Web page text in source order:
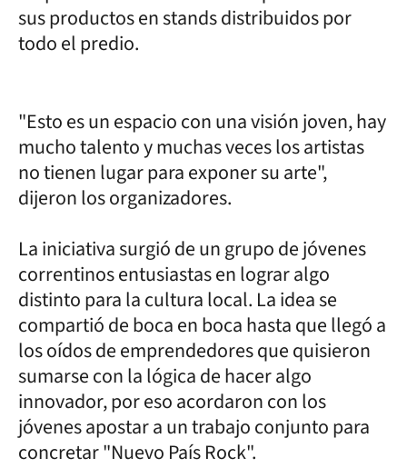
sus productos en stands distribuidos por
todo el predio.
"Esto es un espacio con una visión joven, hay
mucho talento y muchas veces los artistas
no tienen lugar para exponer su arte",
dijeron los organizadores.
La iniciativa surgió de un grupo de jóvenes
correntinos entusiastas en lograr algo
distinto para la cultura local. La idea se
compartió de boca en boca hasta que llegó a
los oídos de emprendedores que quisieron
sumarse con la lógica de hacer algo
innovador, por eso acordaron con los
jóvenes apostar a un trabajo conjunto para
concretar "Nuevo País Rock".